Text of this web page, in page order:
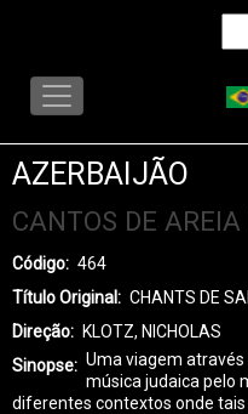
conteúdo
LISA
MENU
AZERBAIJÃO
CANTOS DE
Código
464
Título Original
CHANTS DE
Direção
KLOTZ, NICHOLAS
Sinopse
Uma viagem
música judaica pelo
diferentes contextos onde